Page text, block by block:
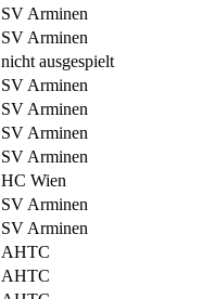
SV Arminen
SV Arminen
nicht ausgespielt
SV Arminen
SV Arminen
SV Arminen
SV Arminen
HC Wien
SV Arminen
SV Arminen
AHTC
AHTC